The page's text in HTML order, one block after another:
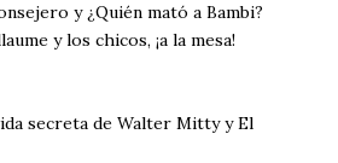
y ¿Quién mató a Bambi?
y los chicos, ¡a la mesa!
secreta de Walter Mitty y El